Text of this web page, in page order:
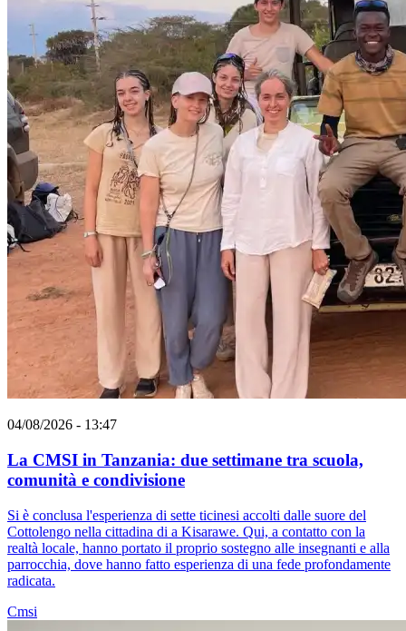
04/08/2026 - 13:47
La CMSI in Tanzania: due settimane tra scuola,
comunità e condivisione
Si è conclusa l'esperienza di sette ticinesi accolti dalle suore del
Cottolengo nella cittadina di a Kisarawe. Qui, a contatto con la
realtà locale, hanno portato il proprio sostegno alle insegnanti e alla
parrocchia, dove hanno fatto esperienza di una fede profondamente
radicata.
Cmsi